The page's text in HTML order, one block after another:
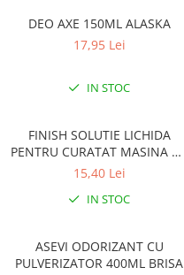
Detergent pardoseala
Detergent toaleta
Galeata mop
Hartie igienica
Insecticide
Parfum de camere
Indepartarea parului
Ingrijirea buzei
Lotiune de corp
Parfum
Pasta de dinti
Pensula machiaj
Produse pentru coafat
DEO AXE 150ML ALASKA
17,95 Lei
IN STOC
FINISH SOLUTIE LICHIDA
PENTRU CURATAT MASINA DE
SPALAT VASE 250ML LEMON
15,40 Lei
IN STOC
ASEVI ODORIZANT CU
PULVERIZATOR 400ML BRISA